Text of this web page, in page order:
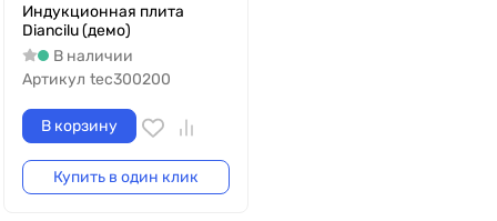
Индукционная плита
Diancilu (демо)
В наличии
Артикул tec300200
В корзину
Купить в один клик